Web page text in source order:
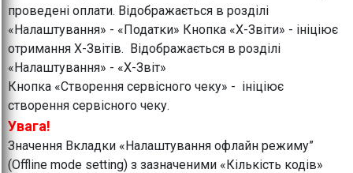
проведені оплати. Відображається в розділі
«Налаштування» - «Податки» Кнопка «Х-Звіти» - ініціює
отримання Х-Звітів. Відображається в розділі
«Налаштування» - «Х-Звіт»
Кнопка «Створення сервісного чеку» - ініціює
створення сервісного чеку.
Увага!
Значення Вкладки «Налаштування офлайн режиму”
(Offline mode setting) з зазначеними «Кількість кодів»